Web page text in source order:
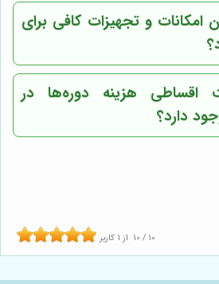
امکانات و تجهیزات کافی برای
اقساطی هزینه دوره‌ها در
دارد؟
10 / 10 از 1 کاربر